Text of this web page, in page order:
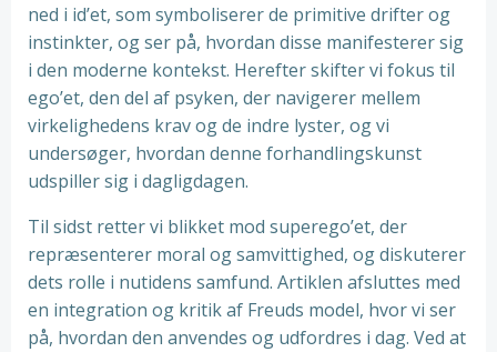
ned i id’et, som symboliserer de primitive drifter og
instinkter, og ser på, hvordan disse manifesterer sig
i den moderne kontekst. Herefter skifter vi fokus til
ego’et, den del af psyken, der navigerer mellem
virkelighedens krav og de indre lyster, og vi
undersøger, hvordan denne forhandlingskunst
udspiller sig i dagligdagen.
Til sidst retter vi blikket mod superego’et, der
repræsenterer moral og samvittighed, og diskuterer
dets rolle i nutidens samfund. Artiklen afsluttes med
en integration og kritik af Freuds model, hvor vi ser
på, hvordan den anvendes og udfordres i dag. Ved at